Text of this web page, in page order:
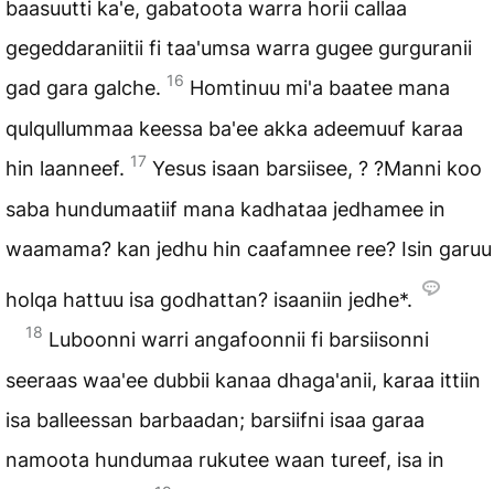
baasuutti ka'e, gabatoota warra horii callaa
gegeddaraniitii fi taa'umsa warra gugee gurguranii
gad gara galche. 16 Homtinuu mi'a baatee mana
qulqullummaa keessa ba'ee akka adeemuuf karaa
hin laanneef. 17 Yesus isaan barsiisee, ? ?Manni koo
saba hundumaatiif mana kadhataa jedhamee in
waamama? kan jedhu hin caafamnee ree? Isin garuu
holqa hattuu isa godhattan? isaaniin jedhe*.
18 Luboonni warri angafoonnii fi barsiisonni
seeraas waa'ee dubbii kanaa dhaga'anii, karaa ittiin
isa balleessan barbaadan; barsiifni isaa garaa
namoota hundumaa rukutee waan tureef, isa in